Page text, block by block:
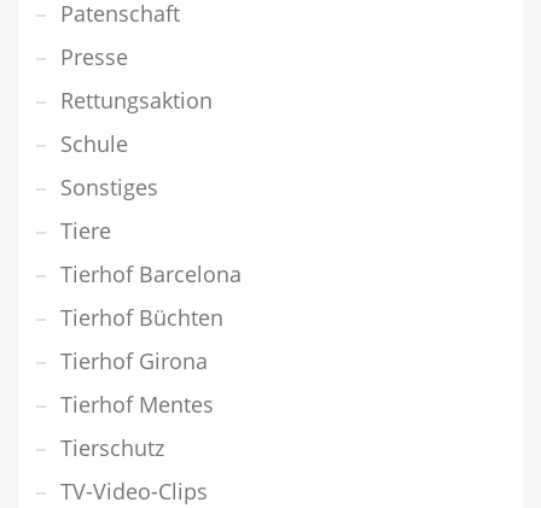
Patenschaft
Presse
Rettungsaktion
Schule
Sonstiges
Tiere
Tierhof Barcelona
Tierhof Büchten
Tierhof Girona
Tierhof Mentes
Tierschutz
TV-Video-Clips